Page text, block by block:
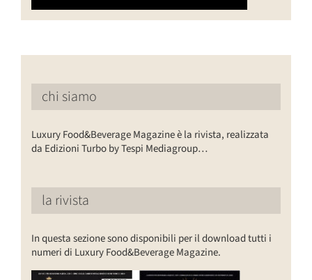
chi siamo
Luxury Food&Beverage Magazine è la rivista, realizzata
da Edizioni Turbo by Tespi Mediagroup…
la rivista
In questa sezione sono disponibili per il download tutti i
numeri di Luxury Food&Beverage Magazine.